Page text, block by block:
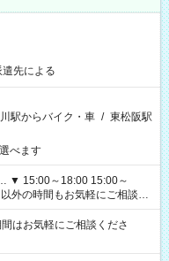
先による
駅からバイク・車 / 東松阪駅
べます
はお気軽にご相談くださ